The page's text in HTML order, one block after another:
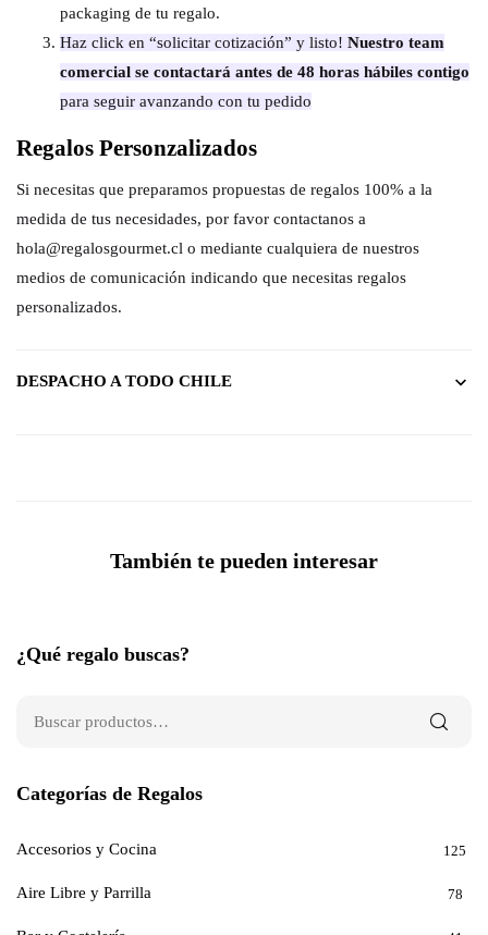
packaging de tu regalo.
Haz click en “solicitar cotización” y listo! Nuestro team
comercial se contactará antes de 48 horas hábiles contigo
para seguir avanzando con tu pedido
Regalos Personzalizados
Si necesitas que preparamos propuestas de regalos 100% a la
medida de tus necesidades, por favor contactanos a
hola@regalosgourmet.cl o mediante cualquiera de nuestros
medios de comunicación indicando que necesitas regalos
personalizados.
DESPACHO A TODO CHILE
También te pueden interesar
¿Qué regalo buscas?
Categorías de Regalos
Accesorios y Cocina 125
Aire Libre y Parrilla 78